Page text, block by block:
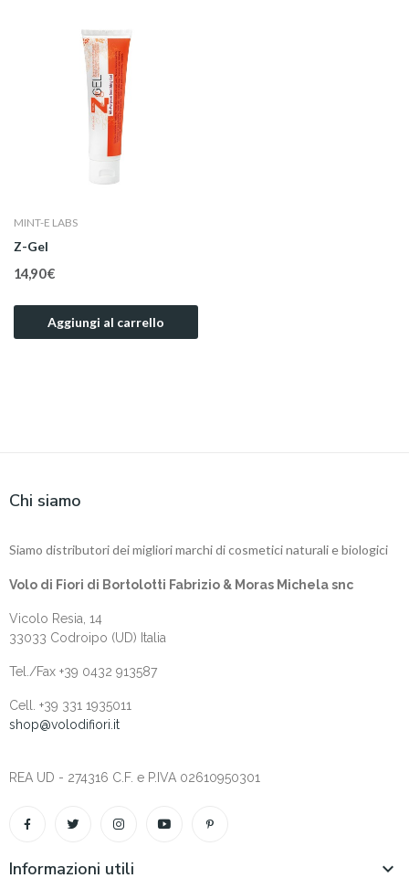
MINT-E LABS
Z-Gel
14,90 €
Aggiungi al carrello
Chi siamo
Siamo distributori dei migliori marchi di cosmetici naturali e biologici
Volo di Fiori di Bortolotti Fabrizio & Moras Michela snc
Vicolo Resia, 14
33033 Codroipo (UD) Italia
Tel./Fax +39 0432 913587
Cell. +‎39 331 1935011
shop@volodifiori.it
REA UD - 274316 C.F. e P.IVA 02610950301
Informazioni utili 